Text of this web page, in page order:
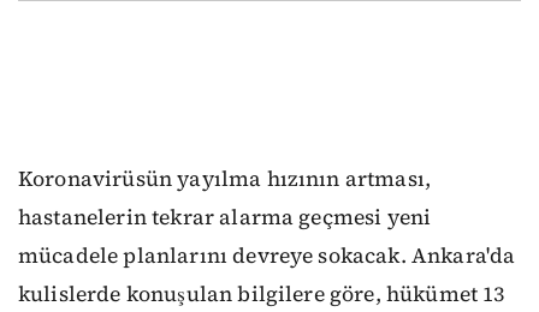
Koronavirüsün yayılma hızının artması,
hastanelerin tekrar alarma geçmesi yeni
mücadele planlarını devreye sokacak. Ankara'da
kulislerde konuşulan bilgilere göre, hükümet 13